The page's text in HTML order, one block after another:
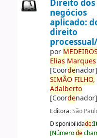
Direito dos
negócios
aplicado:
direito
processual/
por MEDEIROS
Elias Marques
[Coordenador]
SIMÃO FILHO,
Adalberto
[Coordenador]
Editora:São
Disponibilidade:
[Númerode